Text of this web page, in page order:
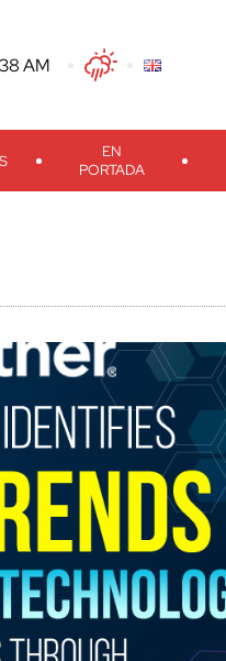
AM TwitterFacebook
Threads
Instagram
EN
PORTADA